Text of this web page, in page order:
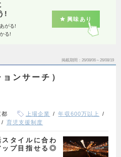
!
がる!
る!
興味あり
掲載期間 26/08/06～26/08/19
ンサーチ）
都 上場企業
年収600万以上
育児支援制度
スタイルに合わ
プ目指せる◎